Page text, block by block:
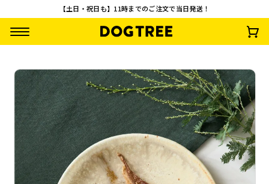
【土日・祝日も】11時までのご注文で当日発送！
牛たんの皮細切 M 3
792 (税込)
牛たんの皮細切 S 1
0g
¥495 (税込)
牛たんミンチスティ
ック
¥792 (税込)
鹿の肉 M 約40g
¥990 (税込)